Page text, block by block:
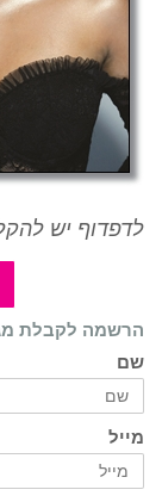
לדפדוף יש
הרשמה לקבלת
שם
מייל